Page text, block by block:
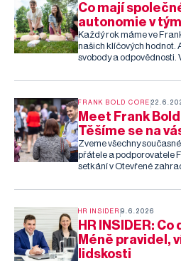
poznal, jak vypadá
různorodých právních
Co mu stáž dala, co ho
bylo nejtěžší?
Co mají
autonomie v
Každý rok máme ve
našich klíčových hodnot.
svobody a odpovědnosti.
skutečná svoboda
FRANK BOLD CORE
Meet Frank
Těšíme se na
Zveme všechny
přátele a podporovatele
setkání v Otevřené
společné odpoledne plné
HR INSIDER 9.6.2026
HR INSIDER:
Méně pravidel,
lidskosti